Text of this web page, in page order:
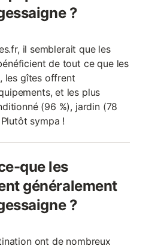
aux
fêtes
?
il semblerait que les
de tout ce que les
les gîtes offrent
et les plus
(96 %), jardin (78
sympa !
que les
généralement
?
ont de nombreux